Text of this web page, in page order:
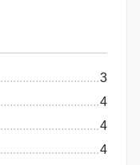
3
4
4
4